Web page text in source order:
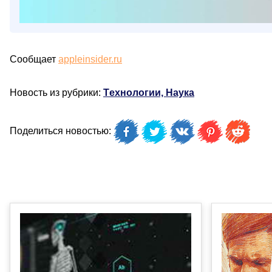
Сообщает appleinsider.ru
Новость из рубрики: Технологии, Наука
Поделиться новостью: